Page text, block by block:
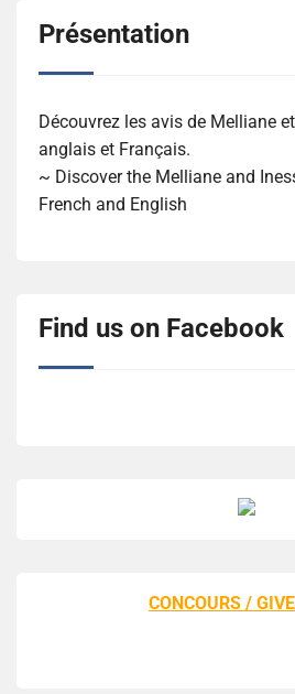
Présentation
Découvrez les avis de Melliane
anglais et Français.
~ Discover the Melliane and
French and English
Find us on Facebook
CONCOURS /